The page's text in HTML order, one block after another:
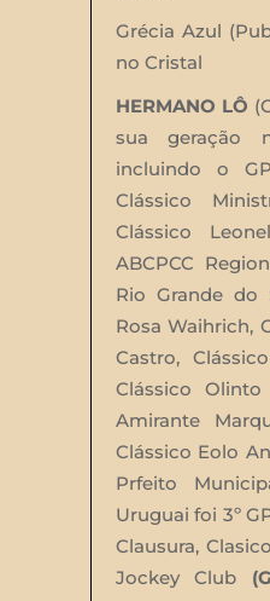
Grécia Azul
no Cristal
HERMANO LÔ
sua geração
incluindo o
Clássico
Clássico
ABCPCC
Rio Grande do
Rosa Waihrich,
Castro,
Clássico
Amirante
Clássico Eolo
Prfeito
Uruguai foi 3º
Clausura,
Jockey Club